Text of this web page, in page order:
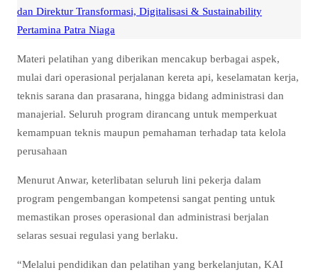
dan Direktur Transformasi, Digitalisasi & Sustainability
Pertamina Patra Niaga
Materi pelatihan yang diberikan mencakup berbagai aspek,
mulai dari operasional perjalanan kereta api, keselamatan kerja,
teknis sarana dan prasarana, hingga bidang administrasi dan
manajerial. Seluruh program dirancang untuk memperkuat
kemampuan teknis maupun pemahaman terhadap tata kelola
perusahaan
Menurut Anwar, keterlibatan seluruh lini pekerja dalam
program pengembangan kompetensi sangat penting untuk
memastikan proses operasional dan administrasi berjalan
selaras sesuai regulasi yang berlaku.
“Melalui pendidikan dan pelatihan yang berkelanjutan, KAI